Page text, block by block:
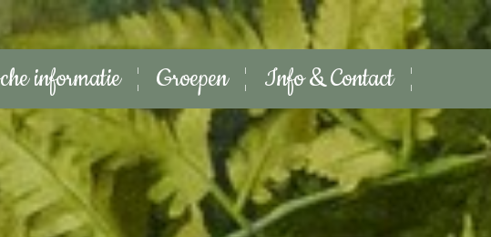
informatie Groepen Info & Contact